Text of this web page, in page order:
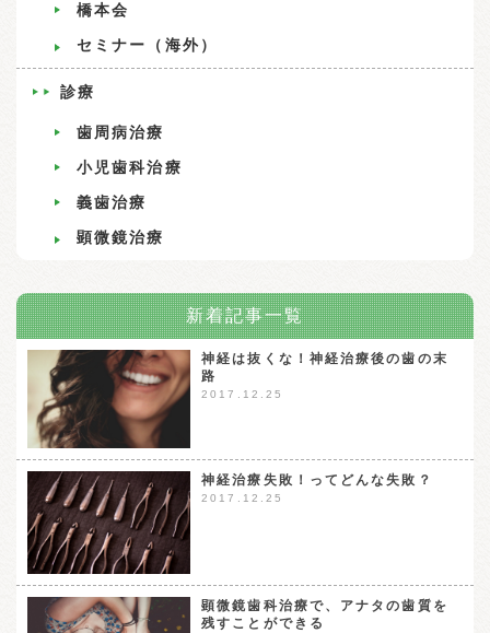
橋本会
セミナー（海外）
診療
歯周病治療
小児歯科治療
義歯治療
顕微鏡治療
新着記事一覧
神経は抜くな！神経治療後の歯の末
路
2017.12.25
神経治療失敗！ってどんな失敗？
2017.12.25
顕微鏡歯科治療で、アナタの歯質を
残すことができる